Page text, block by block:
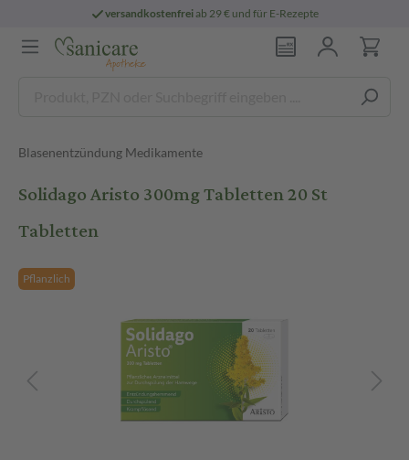
versandkostenfreiab 29 € und für E-Rezepte
Blasenentzündung Medikamente
Solidago Aristo 300mg Tabletten 20 St
Tabletten
Pflanzlich